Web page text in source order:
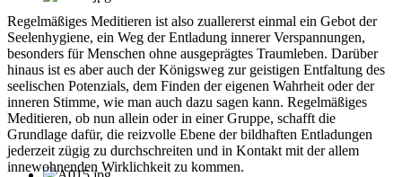
Regelmäßiges Meditieren ist also zuallererst einmal ein Gebot der
Seelenhygiene, ein Weg der Entladung innerer Verspannungen,
besonders für Menschen ohne ausgeprägtes Traumleben. Darüber
hinaus ist es aber auch der Königsweg zur geistigen Entfaltung des
seelischen Potenzials, dem Finden der eigenen Wahrheit oder der
inneren Stimme, wie man auch dazu sagen kann. Regelmäßiges
Meditieren, ob nun allein oder in einer Gruppe, schafft die
Grundlage dafür, die reizvolle Ebene der bildhaften Entladungen
jederzeit zügig zu durchschreiten und in Kontakt mit der allem
innewohnenden Wirklichkeit zu kommen.